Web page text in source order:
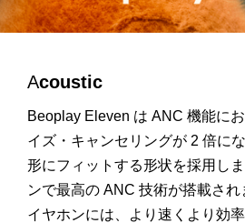
Acoustic
Beoplay Eleven は ANC 機能に
イズ・キャンセリングが 2 倍に
形にフィットする形状を採用し
ンで最高の ANC 技術が搭載され
イヤホンには、より速くより効